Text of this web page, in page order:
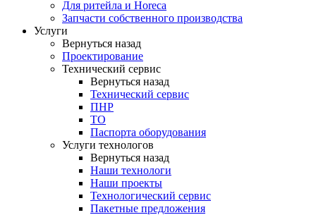
Для ритейла и Horeca
Запчасти собственного производства
Услуги
Вернуться назад
Проектирование
Технический сервис
Вернуться назад
Технический сервис
ПНР
ТО
Паспорта оборудования
Услуги технологов
Вернуться назад
Наши технологи
Наши проекты
Технологический сервис
Пакетные предложения